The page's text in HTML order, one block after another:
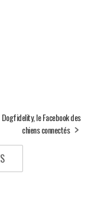
Dogfidelity, le Facebook des
chiens connectés